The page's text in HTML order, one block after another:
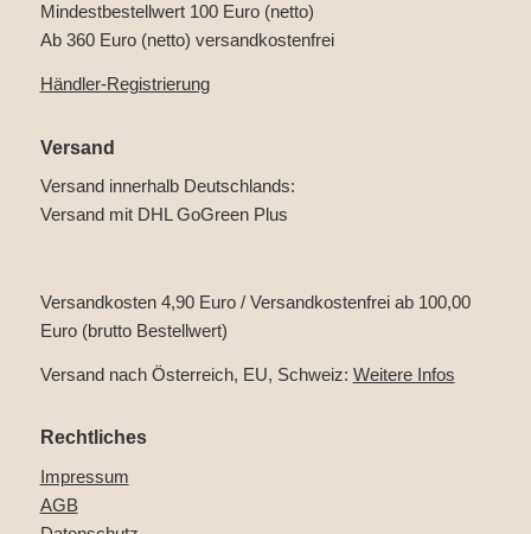
Mindestbestellwert 100 Euro (netto)
Ab 360 Euro (netto) versandkostenfrei
Händler-Registrierung
Versand
Versand innerhalb Deutschlands:
Versand mit DHL GoGreen Plus
Versandkosten 4,90 Euro / Versandkostenfrei ab 100,00
Euro (brutto Bestellwert)
Versand nach Österreich, EU, Schweiz: Weitere Infos
Rechtliches
Impressum
AGB